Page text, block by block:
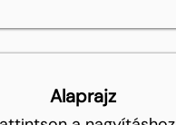
Alaprajz